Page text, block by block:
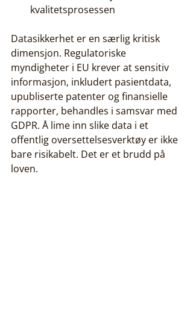
kvalitetsprosessen
Datasikkerhet er en særlig kritisk
dimensjon. Regulatoriske
myndigheter i EU krever at sensitiv
informasjon, inkludert pasientdata,
upubliserte patenter og finansielle
rapporter, behandles i samsvar med
GDPR. Å lime inn slike data i et
offentlig oversettelsesverktøy er ikke
bare risikabelt. Det er et brudd på
loven.